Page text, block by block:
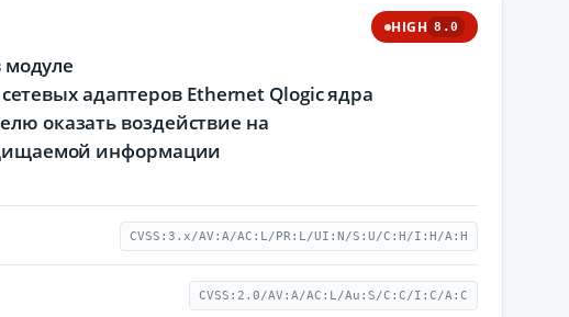
HIGH 8.0
адаптеров Ethernet Qlogic ядра
оказать воздействие на
информации
CVSS:3.x/AV:A/AC:L/PR:L/UI:N/S:U/C:H/I:H/A:H
CVSS:2.0/AV:A/AC:L/Au:S/C:C/I:C/A:C